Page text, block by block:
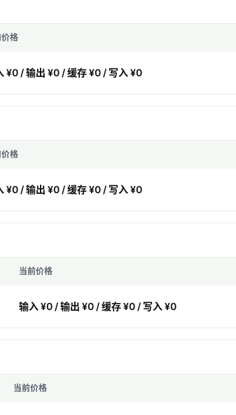
格
¥0 / 输出 ¥0 / 缓存 ¥0 / 写入 ¥0
格
¥0 / 输出 ¥0 / 缓存 ¥0 / 写入 ¥0
当前价格
输入 ¥0 / 输出 ¥0 / 缓存 ¥0 / 写入 ¥0
当前价格